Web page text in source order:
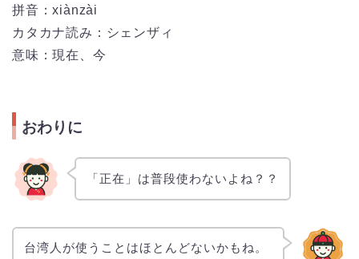
拼音：xiànzài
カタカナ読み：シェンザィ
意味：現在、今
おわりに
「正在」は普段使わないよね？？
台湾人が使うことはほとんどないかもね。